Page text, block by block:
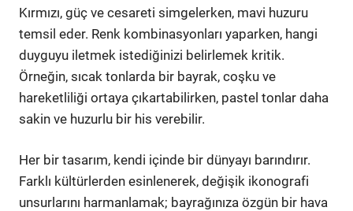
Kırmızı, güç ve cesareti simgelerken, mavi huzuru
temsil eder. Renk kombinasyonları yaparken, hangi
duyguyu iletmek istediğinizi belirlemek kritik.
Örneğin, sıcak tonlarda bir bayrak, coşku ve
hareketliliği ortaya çıkartabilirken, pastel tonlar daha
sakin ve huzurlu bir his verebilir.
Her bir tasarım, kendi içinde bir dünyayı barındırır.
Farklı kültürlerden esinlenerek, değişik ikonografi
unsurlarını harmanlamak; bayrağınıza özgün bir hava